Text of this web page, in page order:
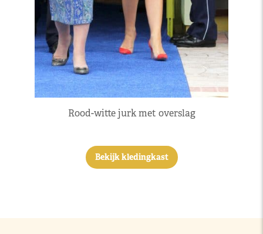
Rood-witte jurk met overslag
Bekijk kledingkast